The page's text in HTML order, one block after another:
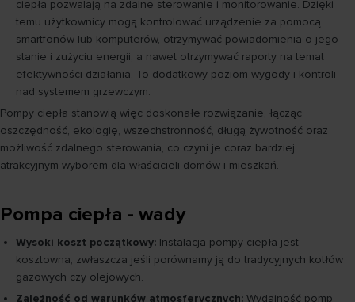
ciepła pozwalają na zdalne sterowanie i monitorowanie. Dzięki
temu użytkownicy mogą kontrolować urządzenie za pomocą
smartfonów lub komputerów, otrzymywać powiadomienia o jego
stanie i zużyciu energii, a nawet otrzymywać raporty na temat
efektywności działania. To dodatkowy poziom wygody i kontroli
nad systemem grzewczym.
Pompy ciepła stanowią więc doskonałe rozwiązanie, łącząc
oszczędność, ekologię, wszechstronność, długą żywotność oraz
możliwość zdalnego sterowania, co czyni je coraz bardziej
atrakcyjnym wyborem dla właścicieli domów i mieszkań.
Pompa ciepła - wady
Wysoki koszt początkowy: Instalacja pompy ciepła jest
kosztowna, zwłaszcza jeśli porównamy ją do tradycyjnych kotłów
gazowych czy olejowych.
Zależność od warunków atmosferycznych: Wydajność pomp